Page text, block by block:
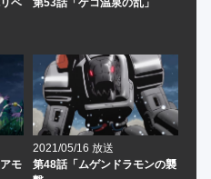
モ
2021/05/16 放送
第48話「ムゲンドラモンの襲